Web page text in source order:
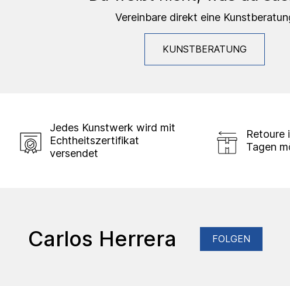
Vereinbare direkt eine
KUNSTBERATUNG
Jedes Kunstwerk wird mit
Echtheitszertifikat
versendet
Retoure
Tagen
Carlos Herrera FOLGEN